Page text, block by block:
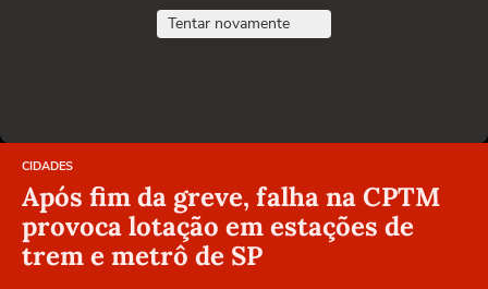
Tentar novamente
CIDADES
Após fim da greve, falha na CPTM
provoca lotação em estações de
trem e metrô de SP